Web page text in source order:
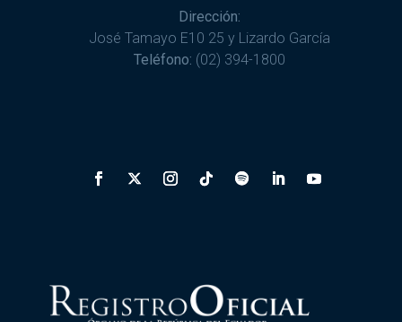
Dirección:
José Tamayo E10 25 y Lizardo García
Teléfono: (02) 394-1800